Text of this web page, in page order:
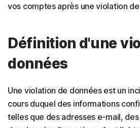
vos comptes après une violation
Définition d'une
données
Une violation de données est un
cours duquel des informations
telles que des adresses e-mail,